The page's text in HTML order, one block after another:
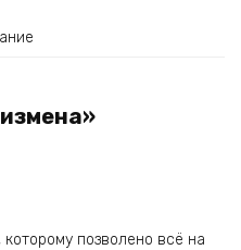
позволено всё на